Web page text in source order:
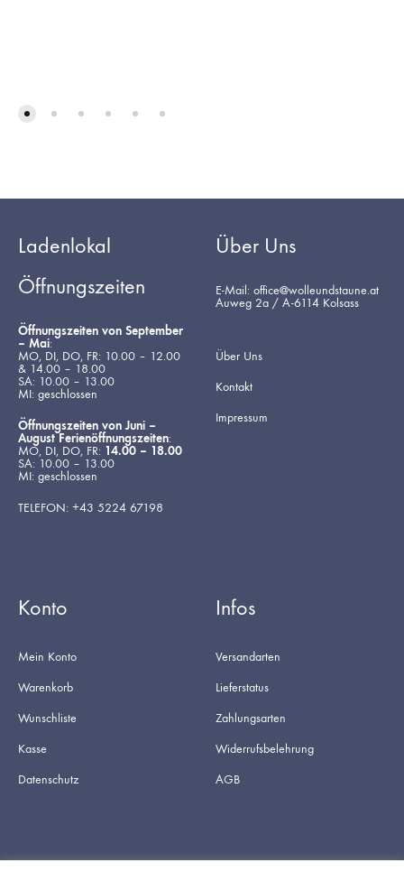
Ladenlokal
Öffnungszeiten
Öffnungszeiten von September
– Mai:
MO, DI, DO, FR: 10.00 – 12.00
& 14.00 – 18.00
SA: 10.00 – 13.00
MI: geschlossen
Öffnungszeiten von Juni –
August Ferienöffnungszeiten:
MO, DI, DO, FR: 14.00 – 18.00
SA: 10.00 – 13.00
MI: geschlossen
TELEFON: +43 5224 67198
Über Uns
E-Mail: office@wolleundstaune.at
Auweg 2a / A-6114 Kolsass
Über Uns
Kontakt
Impressum
Konto
Mein Konto
Warenkorb
Wunschliste
Kasse
Datenschutz
Infos
Versandarten
Lieferstatus
Zahlungsarten
Widerrufsbelehrung
AGB